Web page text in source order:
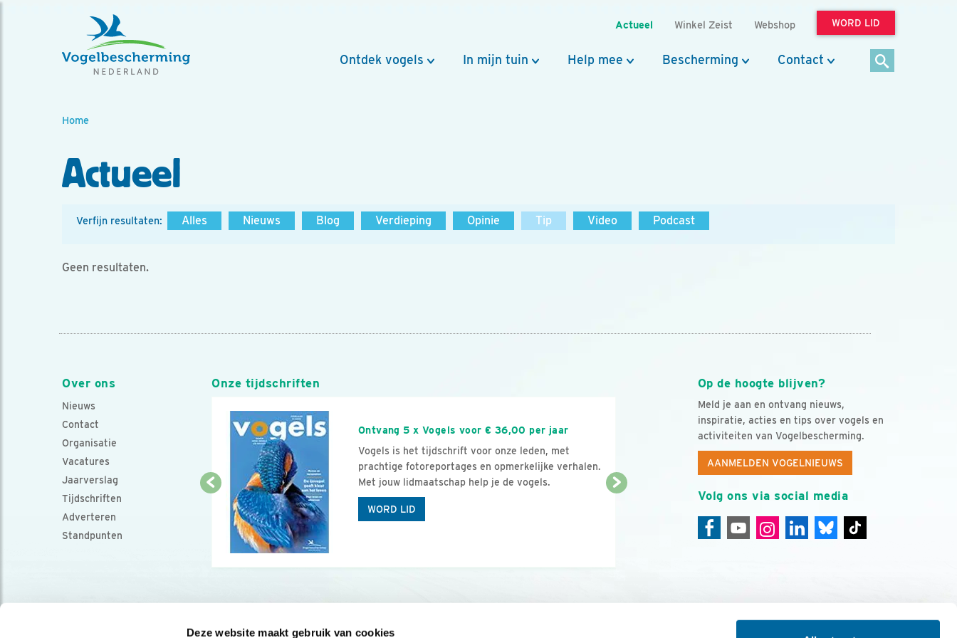
Deze website maakt gebruik van cookies
Actueel Winkel Zeist Webshop WORD LID
Ontdek vogels In mijn tuin Help mee Bescherming Contact
Home
Actueel
Verfijn resultaten: Alles Nieuws Blog Verdieping Opinie Tip Video Podcast
Geen resultaten.
Over ons
Nieuws
Contact
Organisatie
Vacatures
Jaarverslag
Tijdschriften
Adverteren
Standpunten
Op de hoogte blijven?
Meld je aan en ontvang nieuws,
inspiratie, acties en tips over vogels en
activiteiten van Vogelbescherming.
AANMELDEN VOGELNIEUWS
Volg ons via social media
Onze tijdschriften
Ontvang 5 x Vogels voor € 36,00 per jaar
Vogels is het tijdschrift voor onze leden, met
prachtige fotoreportages en opmerkelijke verhalen.
Met jouw lidmaatschap help je de vogels.
WORD LID